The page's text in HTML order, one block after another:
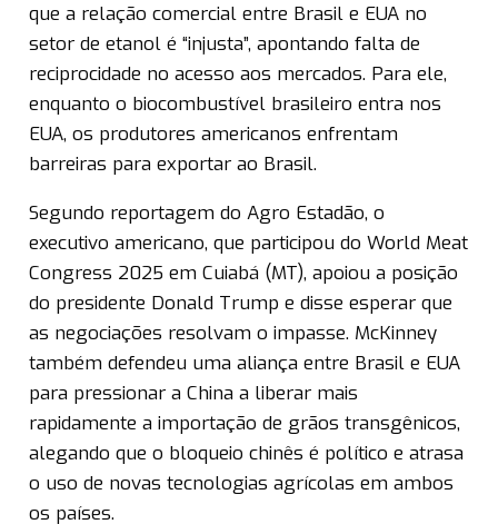
que a relação comercial entre Brasil e EUA no
setor de etanol é “injusta”, apontando falta de
reciprocidade no acesso aos mercados. Para ele,
enquanto o biocombustível brasileiro entra nos
EUA, os produtores americanos enfrentam
barreiras para exportar ao Brasil.
Segundo reportagem do Agro Estadão, o
executivo americano, que participou do World Meat
Congress 2025 em Cuiabá (MT), apoiou a posição
do presidente Donald Trump e disse esperar que
as negociações resolvam o impasse. McKinney
também defendeu uma aliança entre Brasil e EUA
para pressionar a China a liberar mais
rapidamente a importação de grãos transgênicos,
alegando que o bloqueio chinês é político e atrasa
o uso de novas tecnologias agrícolas em ambos
os países.